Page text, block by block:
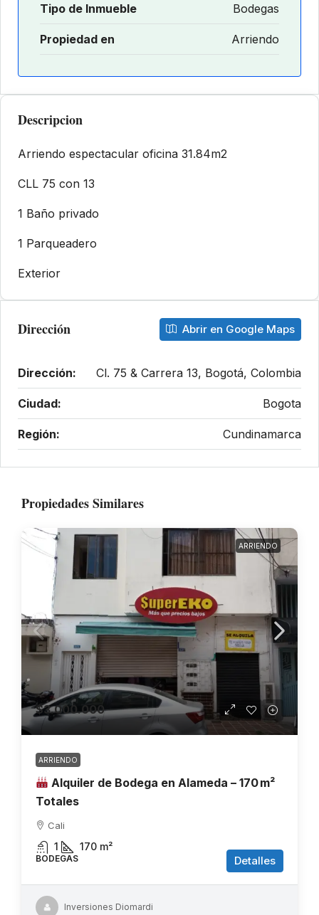
Tipo de Inmueble Bodegas
Propiedad en Arriendo
Descripcion
Arriendo espectacular oficina 31.84m2
CLL 75 con 13
1 Baño privado
1 Parqueadero
Exterior
Dirección Abrir en Google Maps
Dirección: Cl. 75 & Carrera 13, Bogotá, Colombia
Ciudad: Bogota
Región: Cundinamarca
Propiedades Similares
ARRIENDO
$3.000.000
ARRIENDO
Alquiler de Bodega en Alameda – 170 m²
Totales
Cali
1 170 m²
BODEGAS Detalles
Inversiones Diomardi